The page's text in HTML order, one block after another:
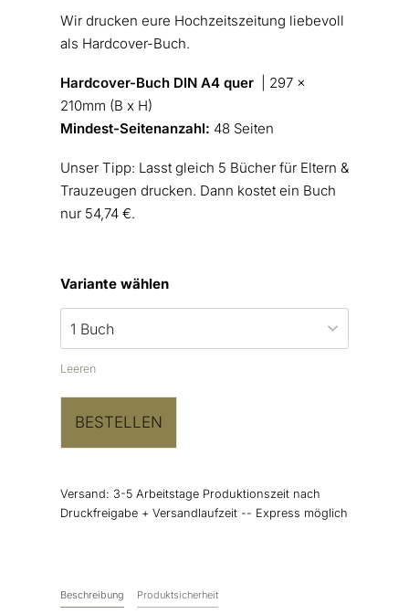
Wir drucken eure Hochzeitszeitung liebevoll
als Hardcover-Buch.
Hardcover-Buch DIN A4 quer| 297 x
210mm (B x H)
Mindest-Seitenanzahl: 48 Seiten
Unser Tipp: Lasst gleich 5 Bücher für Eltern &
Trauzeugen drucken. Dann kostet ein Buch
nur 54,74 €.
Variante wählen
Leeren
BESTELLEN
Versand: 3-5 Arbeitstage Produktionszeit nach
Druckfreigabe + Versandlaufzeit -- Express möglich
Beschreibung Produktsicherheit